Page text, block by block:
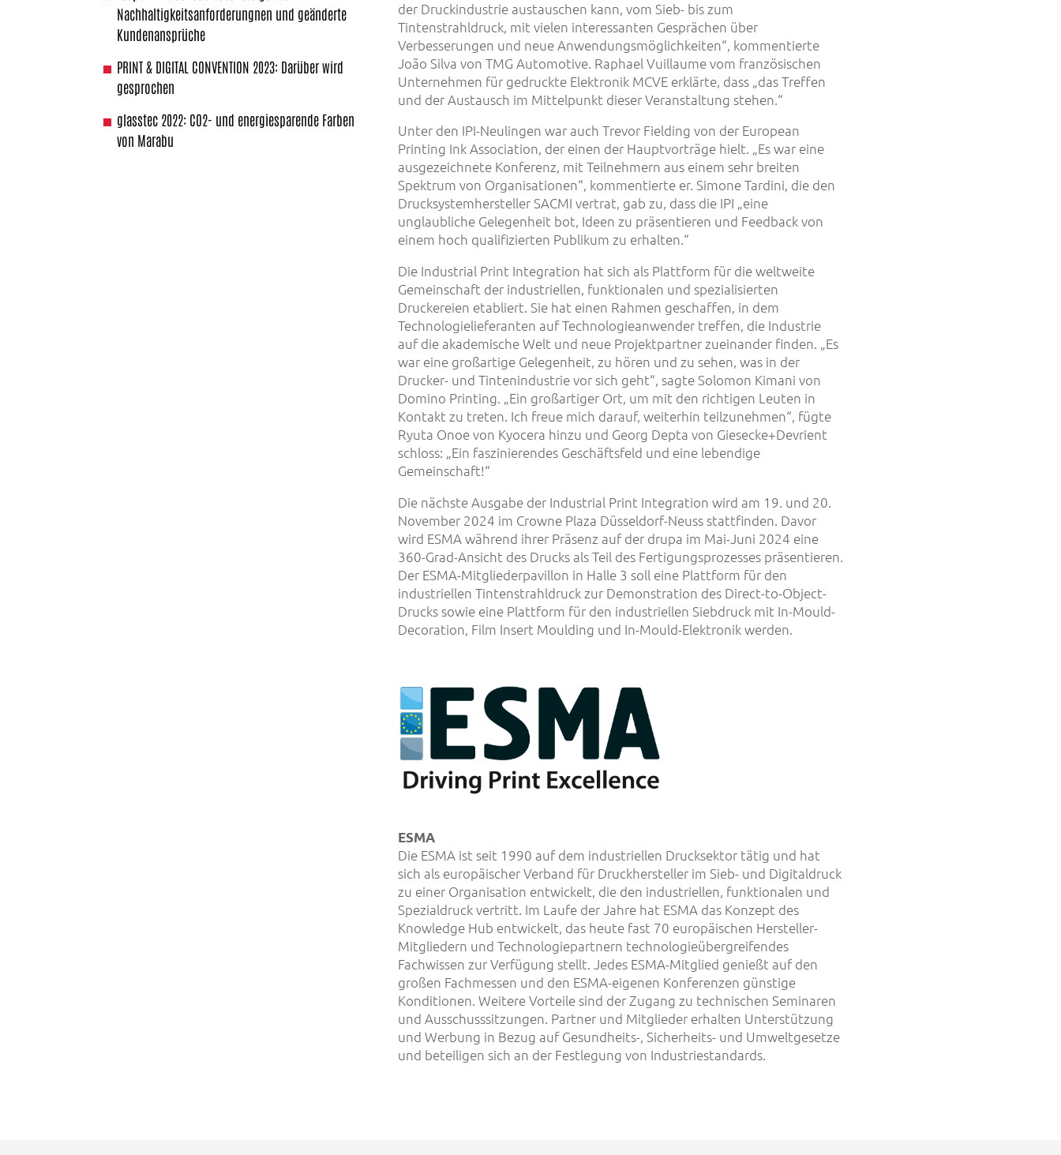
Nachhaltigkeitsanforderungnen und geänderte
Kundenansprüche
PRINT & DIGITAL CONVENTION 2023: Darüber wird
gesprochen
glasstec 2022: CO2- und energiesparende Farben
von Marabu
der Druckindustrie austauschen kann, vom Sieb- bis zum
Tintenstrahldruck, mit vielen interessanten Gesprächen über
Verbesserungen und neue Anwendungsmöglichkeiten“, kommentierte
João Silva von TMG Automotive. Raphael Vuillaume vom französischen
Unternehmen für gedruckte Elektronik MCVE erklärte, dass „das Treffen
und der Austausch im Mittelpunkt dieser Veranstaltung stehen.“
Unter den IPI-Neulingen war auch Trevor Fielding von der European
Printing Ink Association, der einen der Hauptvorträge hielt. „Es war eine
ausgezeichnete Konferenz, mit Teilnehmern aus einem sehr breiten
Spektrum von Organisationen“, kommentierte er. Simone Tardini, die den
Drucksystemhersteller SACMI vertrat, gab zu, dass die IPI „eine
unglaubliche Gelegenheit bot, Ideen zu präsentieren und Feedback von
einem hoch qualifizierten Publikum zu erhalten.“
Die Industrial Print Integration hat sich als Plattform für die weltweite
Gemeinschaft der industriellen, funktionalen und spezialisierten
Druckereien etabliert. Sie hat einen Rahmen geschaffen, in dem
Technologielieferanten auf Technologieanwender treffen, die Industrie
auf die akademische Welt und neue Projektpartner zueinander finden. „Es
war eine großartige Gelegenheit, zu hören und zu sehen, was in der
Drucker- und Tintenindustrie vor sich geht“, sagte Solomon Kimani von
Domino Printing. „Ein großartiger Ort, um mit den richtigen Leuten in
Kontakt zu treten. Ich freue mich darauf, weiterhin teilzunehmen“, fügte
Ryuta Onoe von Kyocera hinzu und Georg Depta von Giesecke+Devrient
schloss: „Ein faszinierendes Geschäftsfeld und eine lebendige
Gemeinschaft!“
Die nächste Ausgabe der Industrial Print Integration wird am 19. und 20.
November 2024 im Crowne Plaza Düsseldorf-Neuss stattfinden. Davor
wird ESMA während ihrer Präsenz auf der drupa im Mai-Juni 2024 eine
360-Grad-Ansicht des Drucks als Teil des Fertigungsprozesses präsentieren.
Der ESMA-Mitgliederpavillon in Halle 3 soll eine Plattform für den
industriellen Tintenstrahldruck zur Demonstration des Direct-to-Object-
Drucks sowie eine Plattform für den industriellen Siebdruck mit In-Mould-
Decoration, Film Insert Moulding und In-Mould-Elektronik werden.
ESMA
Die ESMA ist seit 1990 auf dem industriellen Drucksektor tätig und hat
sich als europäischer Verband für Druckhersteller im Sieb- und Digitaldruck
zu einer Organisation entwickelt, die den industriellen, funktionalen und
Spezialdruck vertritt. Im Laufe der Jahre hat ESMA das Konzept des
Knowledge Hub entwickelt, das heute fast 70 europäischen Hersteller-
Mitgliedern und Technologiepartnern technologieübergreifendes
Fachwissen zur Verfügung stellt. Jedes ESMA-Mitglied genießt auf den
großen Fachmessen und den ESMA-eigenen Konferenzen günstige
Konditionen. Weitere Vorteile sind der Zugang zu technischen Seminaren
und Ausschusssitzungen. Partner und Mitglieder erhalten Unterstützung
und Werbung in Bezug auf Gesundheits-, Sicherheits- und Umweltgesetze
und beteiligen sich an der Festlegung von Industriestandards.